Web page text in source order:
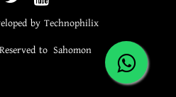
by Technophilix
to Sahomon